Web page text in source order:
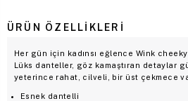
ÜRÜN ÖZELLIKLERI
Her gün için kadınsı eğlence Wink
Lüks danteller, göz kamaştıran detaylar
yeterince rahat, cilveli, bir üst çekmece
Esnek dantelli